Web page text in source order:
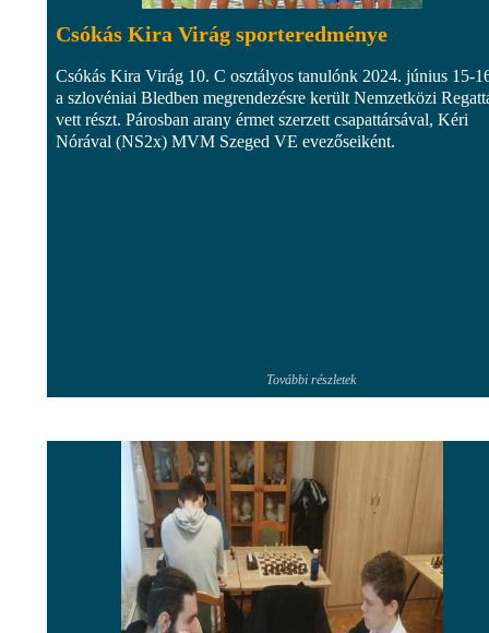
Csókás Kira Virág sporteredménye
Csókás Kira Virág 10. C osztályos tanulónk 2024. június 15-
a szlovéniai Bledben megrendezésre került Nemzetközi
vett részt. Párosban arany érmet szerzett csapattársával, Kéri
Nórával (NS2x) MVM Szeged VE evezőseiként.
További részletek